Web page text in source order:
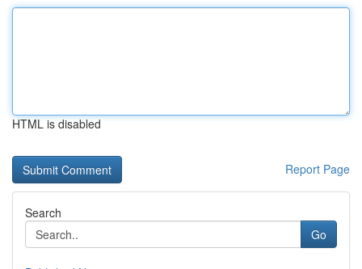
HTML is disabled
Report Page
Search
Go